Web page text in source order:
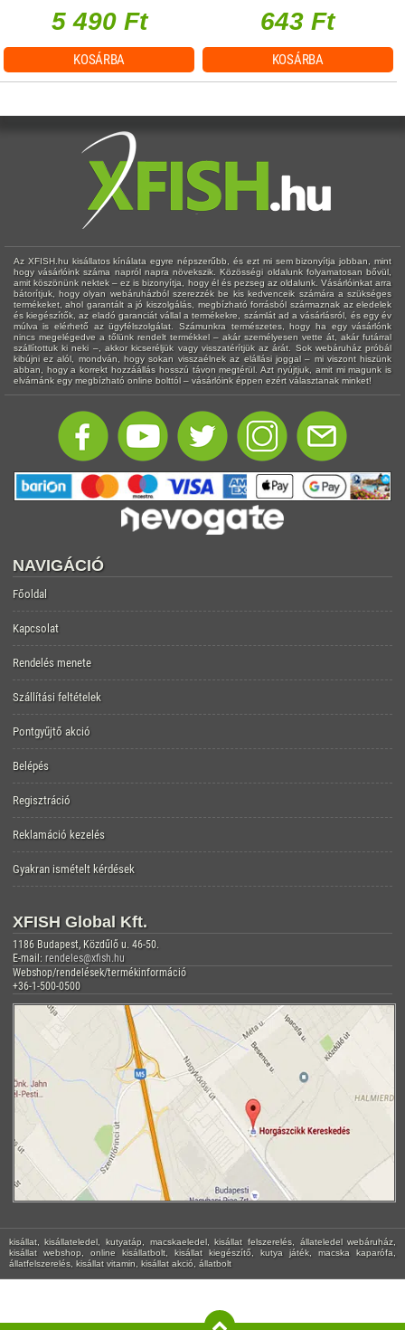
5 490 Ft
KOSÁRBA
643 Ft
KOSÁRBA
Az XFISH.hu kisállatos kínálata egyre népszerűbb, és ezt mi sem bizonyítja jobban, mint
hogy vásárlóink száma napról napra növekszik. Közösségi oldalunk folyamatosan bővül,
amit köszönünk nektek – ez is bizonyítja, hogy él és pezseg az oldalunk. Vásárlóinkat arra
bátorítjuk, hogy olyan webáruházból szerezzék be kis kedvenceik számára a szükséges
termékeket, ahol garantált a jó kiszolgálás, megbízható forrásból származnak az eledelek
és kiegészítők, az eladó garanciát vállal a termékekre, számlát ad a vásárlásról, és egy év
múlva is elérhető az ügyfélszolgálat. Számunkra természetes, hogy ha egy vásárlónk
nincs megelégedve a tőlünk rendelt termékkel – akár személyesen vette át, akár futárral
szállítottuk ki neki –, akkor kicseréljük vagy visszatérítjük az árát. Sok webáruház próbál
kibújni ez alól, mondván, hogy sokan visszaélnek az elállási joggal – mi viszont hiszünk
abban, hogy a korrekt hozzáállás hosszú távon megtérül. Azt nyújtjuk, amit mi magunk is
elvárnánk egy megbízható online bolttól – vásárlóink éppen ezért választanak minket!
NAVIGÁCIÓ
Főoldal
Kapcsolat
Rendelés menete
Szállítási feltételek
Pontgyűjtő akció
Belépés
Regisztráció
Reklamáció kezelés
Gyakran ismételt kérdések
XFISH Global Kft.
1186 Budapest, Közdűlő u. 46-50.
E-mail: rendeles@xfish.hu
Webshop/rendelések/termékinformáció
+36-1-500-0500
kisállat, kisállateledel, kutyatáp, macskaeledel, kisállat felszerelés, állateledel webáruház,
kisállat webshop, online kisállatbolt, kisállat kiegészítő, kutya játék, macska kaparófa,
állatfelszerelés, kisállat vitamin, kisállat akció, állatbolt